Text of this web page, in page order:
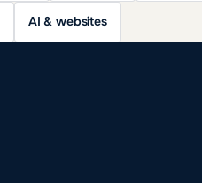
AI & websites